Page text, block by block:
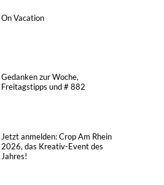
On Vacation
Gedanken zur Woche,
Freitagstipps und # 882
Jetzt anmelden: Crop Am Rhein
2026, das Kreativ-Event des
Jahres!